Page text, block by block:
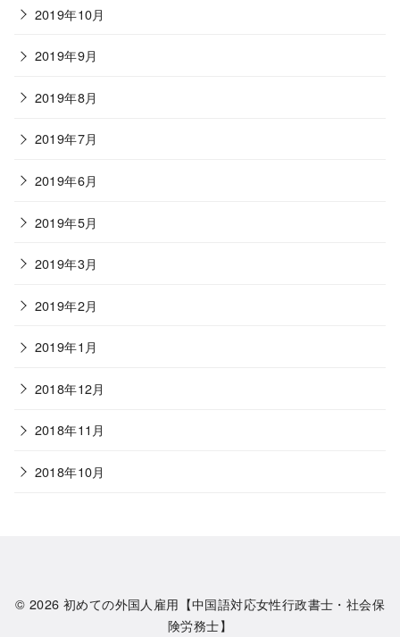
2019年10月
2019年9月
2019年8月
2019年7月
2019年6月
2019年5月
2019年3月
2019年2月
2019年1月
2018年12月
2018年11月
2018年10月
© 2026 初めての外国人雇用【中国語対応女性行政書士・社会保
険労務士】